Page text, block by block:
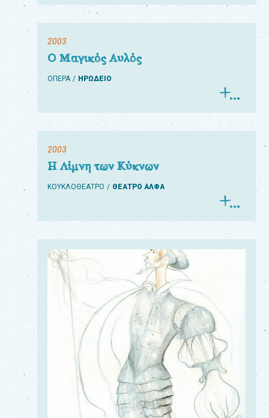
2003
Ο Μαγικός Αυλός
ΟΠΕΡΑ ΗΡΩΔΕΙΟ
2003
Η Λίμνη των Κύκνων
ΚΟΥΚΛΟΘΕΑΤΡΟ ΘΕΑΤΡΟ ΑΛΦΑ